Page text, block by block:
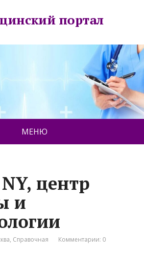
портал
МЕНЮ
центр
и
, Справочная Комментарии: 0